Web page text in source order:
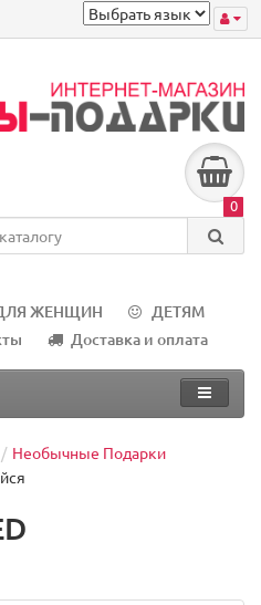
0
ЖЕНЩИН
ДЕТЯМ
Доставка и оплата
Необычные Подарки